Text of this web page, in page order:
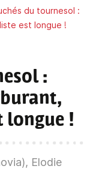
du tournesol :
est longue !
:
longue !
Elodie